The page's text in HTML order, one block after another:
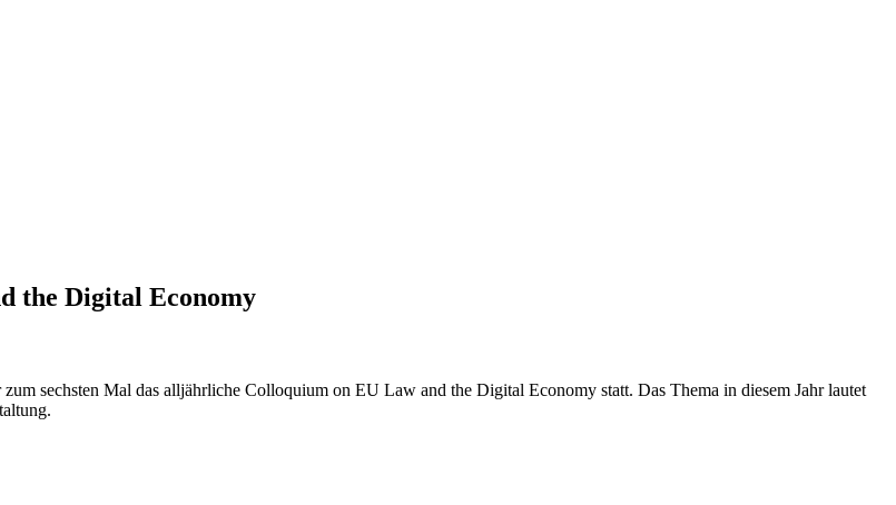
the Digital Economy
sechsten Mal das alljährliche Colloquium on EU Law and the Digital Economy statt. Das Thema in diesem Jahr lautet